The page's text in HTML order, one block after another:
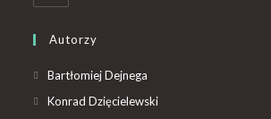
Autorzy
Bartłomiej Dejnega
Konrad Dzięcielewski